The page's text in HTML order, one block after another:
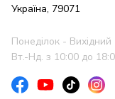
Україна, 79071
Понеділок - Вихідний
Вт.-Нд. з 10:00 до